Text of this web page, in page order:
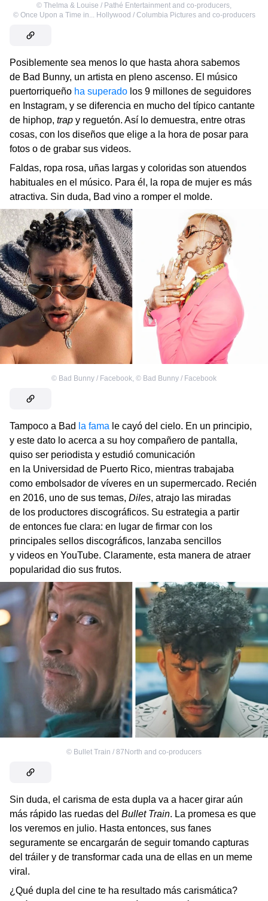
© Thelma & Louise / Pathé Entertainment and co-producers
© Once Upon a Time in... Hollywood / Columbia Pictures and co-producers
Posiblemente sea menos lo que hasta ahora sabemos
de Bad Bunny, un artista en pleno ascenso. El músico
puertorriqueño ha superado los 9 millones de seguidores
en Instagram, y se diferencia en mucho del típico cantante
de hiphop, trap y reguetón. Así lo demuestra, entre otras
cosas, con los diseños que elige a la hora de posar para
fotos o de grabar sus videos.
Faldas, ropa rosa, uñas largas y coloridas son atuendos
habituales en el músico. Para él, la ropa de mujer es más
atractiva. Sin duda, Bad vino a romper el molde.
© Bad Bunny / Facebook, © Bad Bunny / Facebook
Tampoco a Bad la fama le cayó del cielo. En un principio,
y este dato lo acerca a su hoy compañero de pantalla,
quiso ser periodista y estudió comunicación
en la Universidad de Puerto Rico, mientras trabajaba
como embolsador de víveres en un supermercado. Recién
en 2016, uno de sus temas, Diles, atrajo las miradas
de los productores discográficos. Su estrategia a partir
de entonces fue clara: en lugar de firmar con los
principales sellos discográficos, lanzaba sencillos
y videos en YouTube. Claramente, esta manera de atraer
popularidad dio sus frutos.
© Bullet Train / 87North and co-producers
Sin duda, el carisma de esta dupla va a hacer girar aún
más rápido las ruedas del Bullet Train. La promesa es que
los veremos en julio. Hasta entonces, sus fanes
seguramente se encargarán de seguir tomando capturas
del tráiler y de transformar cada una de ellas en un meme
viral.
¿Qué dupla del cine te ha resultado más carismática?